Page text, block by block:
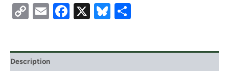
CopyEmailFacebook
X Bluesky
Description